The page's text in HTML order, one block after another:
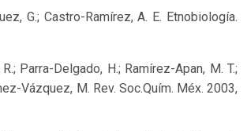
G.; Castro-Ramírez, A. E. Etnobiología.
Parra-Delgado, H.; Ramírez-Apan, M. T.;
Vázquez, M. Rev. Soc.Quím. Méx. 2003,